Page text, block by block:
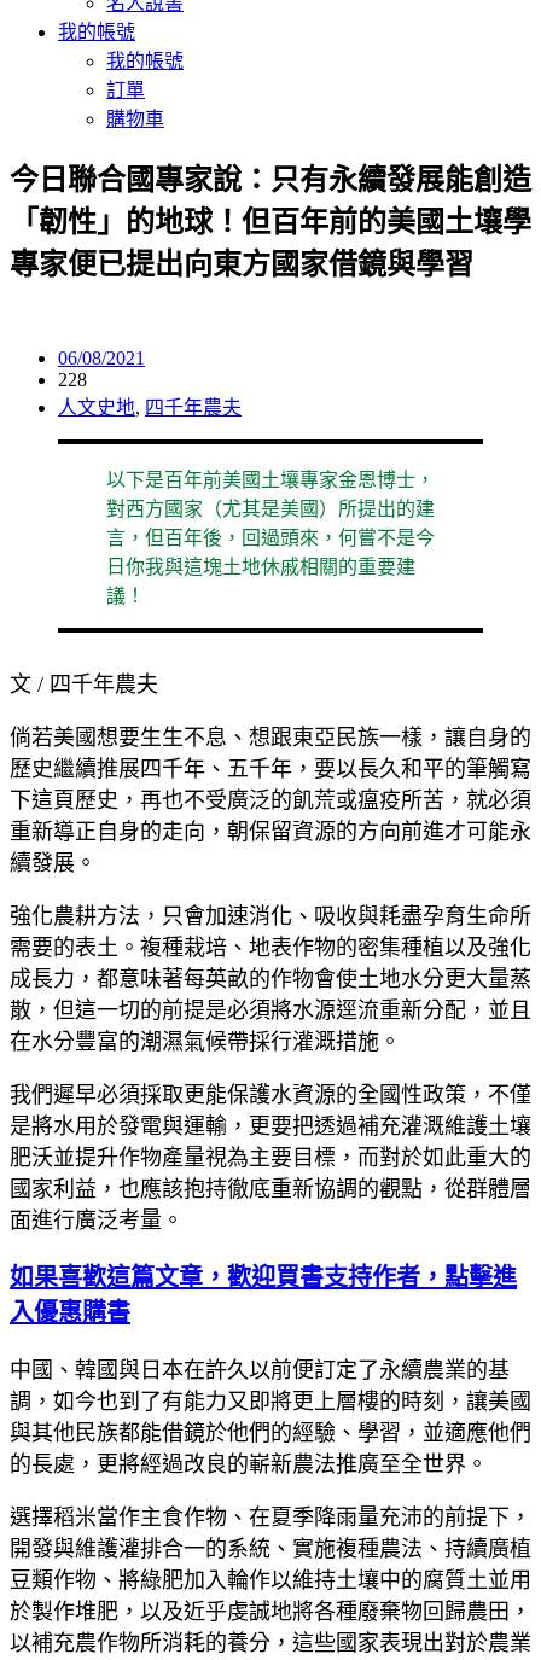
我的帳號
我的帳號
訂單
購物車
今日聯合國專家說：只有永續發展能創造
「韌性」的地球！但百年前的美國土壤學
專家便已提出向東方國家借鏡與學習
06/08/2021
228
人文史地, 四千年農夫
以下是百年前美國土壤專家金恩博士，
對西方國家（尤其是美國）所提出的建
言，但百年後，回過頭來，何嘗不是今
日你我與這塊土地休戚相關的重要建
議！
文 / 四千年農夫
倘若美國想要生生不息、想跟東亞民族一樣，讓自身的
歷史繼續推展四千年、五千年，要以長久和平的筆觸寫
下這頁歷史，再也不受廣泛的飢荒或瘟疫所苦，就必須
重新導正自身的走向，朝保留資源的方向前進才可能永
續發展。
強化農耕方法，只會加速消化、吸收與耗盡孕育生命所
需要的表土。複種栽培、地表作物的密集種植以及強化
成長力，都意味著每英畝的作物會使土地水分更大量蒸
散，但這一切的前提是必須將水源逕流重新分配，並且
在水分豐富的潮濕氣候帶採行灌溉措施。
我們遲早必須採取更能保護水資源的全國性政策，不僅
是將水用於發電與運輸，更要把透過補充灌溉維護土壤
肥沃並提升作物產量視為主要目標，而對於如此重大的
國家利益，也應該抱持徹底重新協調的觀點，從群體層
面進行廣泛考量。
如果喜歡這篇文章，歡迎買書支持作者，點擊進
入優惠購書
中國、韓國與日本在許久以前便訂定了永續農業的基
調，如今也到了有能力又即將更上層樓的時刻，讓美國
與其他民族都能借鏡於他們的經驗、學習，並適應他們
的長處，更將經過改良的嶄新農法推廣至全世界。
選擇稻米當作主食作物、在夏季降雨量充沛的前提下，
開發與維護灌排合一的系統、實施複種農法、持續廣植
豆類作物、將綠肥加入輪作以維持土壤中的腐質土並用
於製作堆肥，以及近乎虔誠地將各種廢棄物回歸農田，
以補充農作物所消耗的養分，這些國家表現出對於農業